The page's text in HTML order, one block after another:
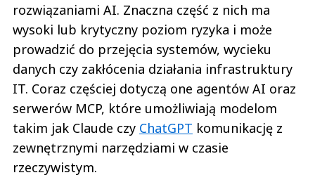
rozwiązaniami AI. Znaczna część z nich ma
wysoki lub krytyczny poziom ryzyka i może
prowadzić do przejęcia systemów, wycieku
danych czy zakłócenia działania infrastruktury
IT. Coraz częściej dotyczą one agentów AI oraz
serwerów MCP, które umożliwiają modelom
takim jak Claude czy ChatGPT komunikację z
zewnętrznymi narzędziami w czasie
rzeczywistym.